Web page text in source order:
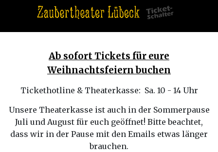
Ab sofort Tickets für eure
Weihnachtsfeiern buchen
Tickethotline & Theaterkasse: Sa. 10 - 14 Uhr
Unsere Theaterkasse ist auch in der Sommerpause
Juli und August für euch geöffnet! Bitte beachtet,
dass wir in der Pause mit den Emails etwas länger
brauchen.